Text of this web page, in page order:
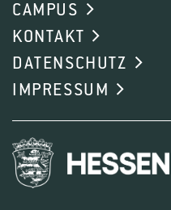
CAMPUS
KONTAKT
DATENSCHUTZ
IMPRESSUM